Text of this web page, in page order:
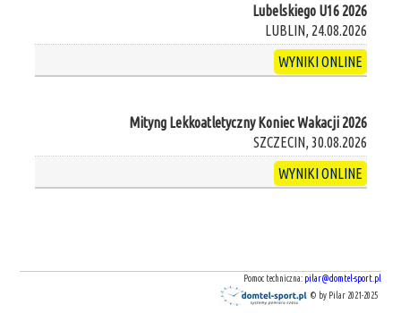
Lubelskiego U16 2026
LUBLIN, 24.08.2026
WYNIKI ONLINE
Mityng Lekkoatletyczny Koniec Wakacji 2026
SZCZECIN, 30.08.2026
WYNIKI ONLINE
Pomoc techniczna: pilar@domtel-sport.pl
© by Pilar 2021-2025